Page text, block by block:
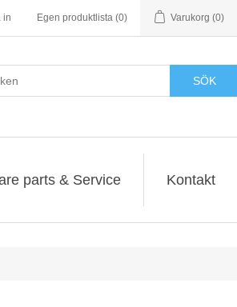
in Egen produktlista (0) Varukorg (0)
SÖK
parts & Service Kontakt